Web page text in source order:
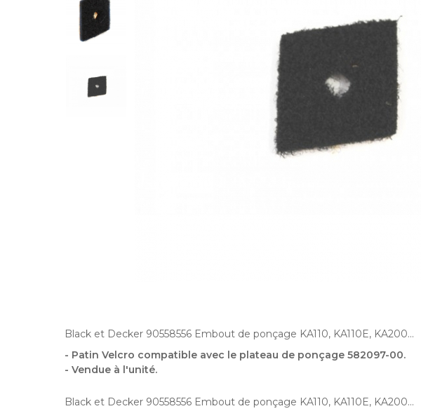
Black et Decker 90558556 Embout de ponçage KA110, KA110E, KA200...
- Patin Velcro compatible avec le plateau de ponçage 582097-00.
- Vendue à l'unité.
Black et Decker 90558556 Embout de ponçage KA110, KA110E, KA200...